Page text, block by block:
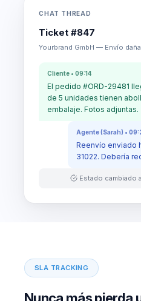
CHAT THREAD
Ticket #847
Yourbrand GmbH — Envío
Cliente • 09:14
El pedido #ORD-29481
de 5 unidades tienen
embalaje. Fotos adjuntas.
Agente (Sarah) •
Reenvío enviado
31022. Debería
Estado cambiado a
SLA TRACKING